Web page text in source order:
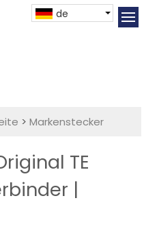
de
>Markenstecker
TE
|